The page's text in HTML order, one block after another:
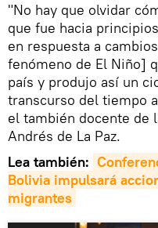
"No hay que olvidar
que fue hacia
en respuesta a
fenómeno de El Niño]
país y produjo así un
transcurso del tiempo
el también docente de
Andrés de La Paz.
Lea también:
Bolivia impulsará
migrantes